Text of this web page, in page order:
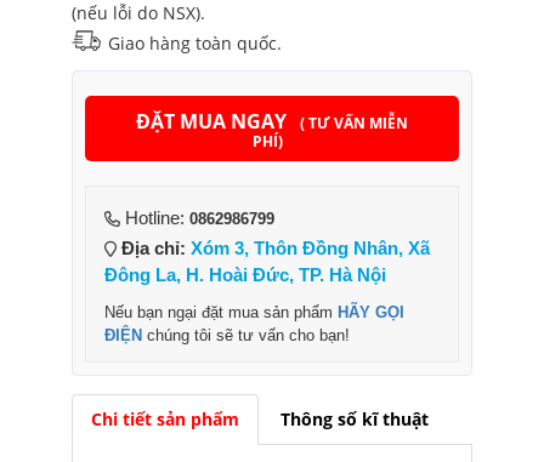
(nếu lỗi do NSX).
Giao hàng toàn quốc.
ĐẶT MUA NGAY
( TƯ VẤN MIỄN
PHÍ)
Hotline: 0862986799
Địa chỉ: Xóm 3, Thôn Đồng Nhân, Xã
Đông La, H. Hoài Đức, TP. Hà Nội
Nếu bạn ngại đặt mua sản phẩm HÃY GỌI
ĐIỆN chúng tôi sẽ tư vấn cho bạn!
Chi tiết sản phẩm Thông số kĩ thuật